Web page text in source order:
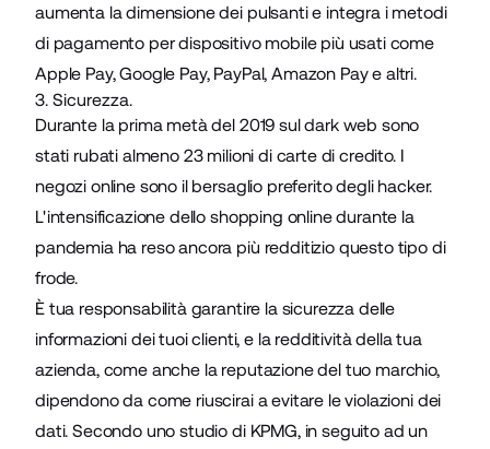
aumenta la dimensione dei pulsanti e integra i metodi
di pagamento per dispositivo mobile più usati come
Apple Pay, Google Pay, PayPal, Amazon Pay e altri.
3. Sicurezza.
Durante la prima metà del 2019 sul dark web sono
stati rubati almeno 23 milioni di carte di credito. I
negozi online sono il bersaglio preferito degli hacker.
L'intensificazione dello shopping online durante la
pandemia ha reso ancora più redditizio questo tipo di
frode.
È tua responsabilità garantire la sicurezza delle
informazioni dei tuoi clienti, e la redditività della tua
azienda, come anche la reputazione del tuo marchio,
dipendono da come riuscirai a evitare le violazioni dei
dati. Secondo uno studio di KPMG, in seguito ad un